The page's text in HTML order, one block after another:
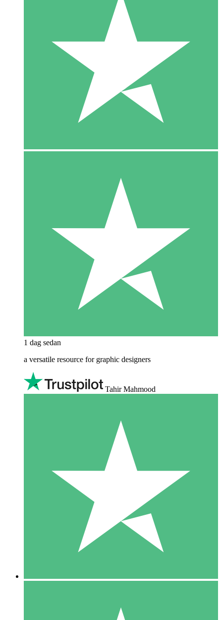
1 dag sedan
a versatile resource for graphic designers
Tahir Mahmood